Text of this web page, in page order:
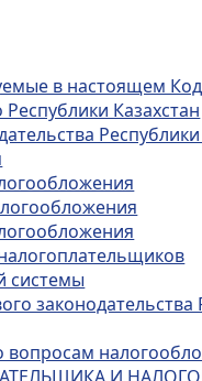
в настоящем
Казахстан
системы
законодательства
вопросам